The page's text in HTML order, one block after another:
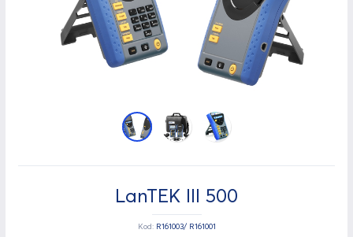
LanTEK III 500
Kod: R161003/ R161001